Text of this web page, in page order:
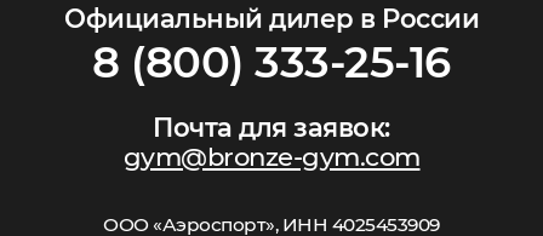
ООО «Аэроспорт», ИНН 4025453909
Официальный дилер в России
8 (800) 333-25-16
Почта для заявок:
gym@bronze-gym.com